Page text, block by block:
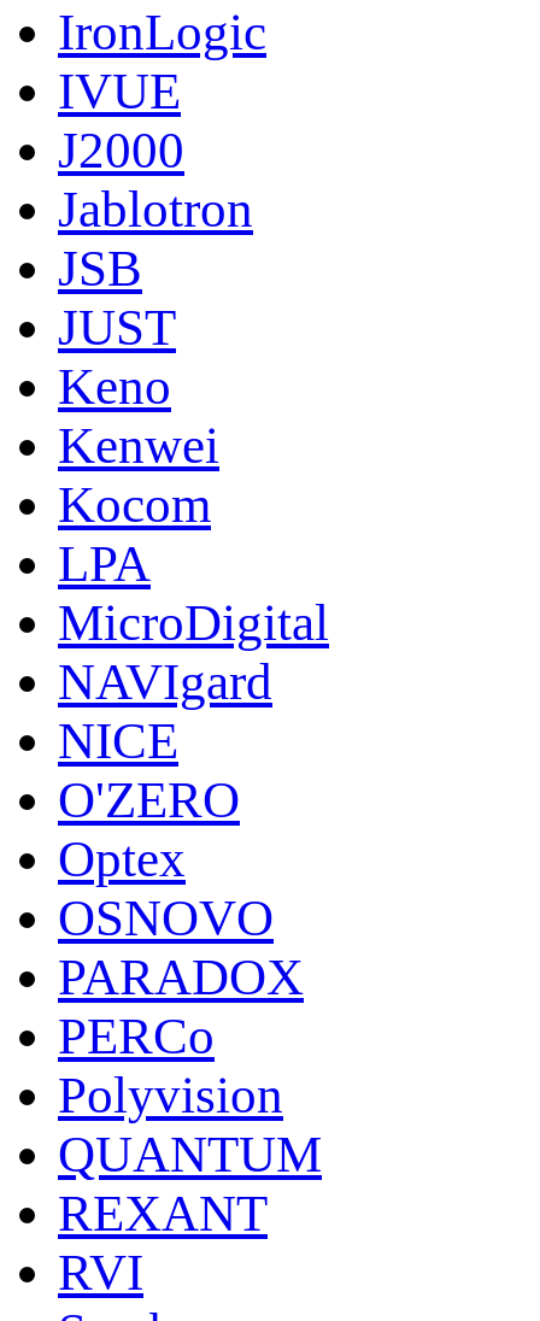
IronLogic
IVUE
J2000
Jablotron
JSB
JUST
Keno
Kenwei
Kocom
LPA
MicroDigital
NAVIgard
NICE
O'ZERO
Optex
OSNOVO
PARADOX
PERCo
Polyvision
QUANTUM
REXANT
RVI